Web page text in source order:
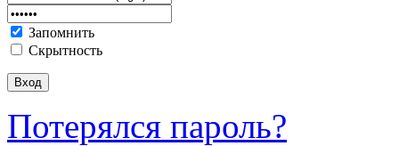
Запомнить
Скрытность
Потерялся пароль?